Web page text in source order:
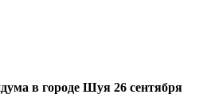
в городе Шуя 26 сентября